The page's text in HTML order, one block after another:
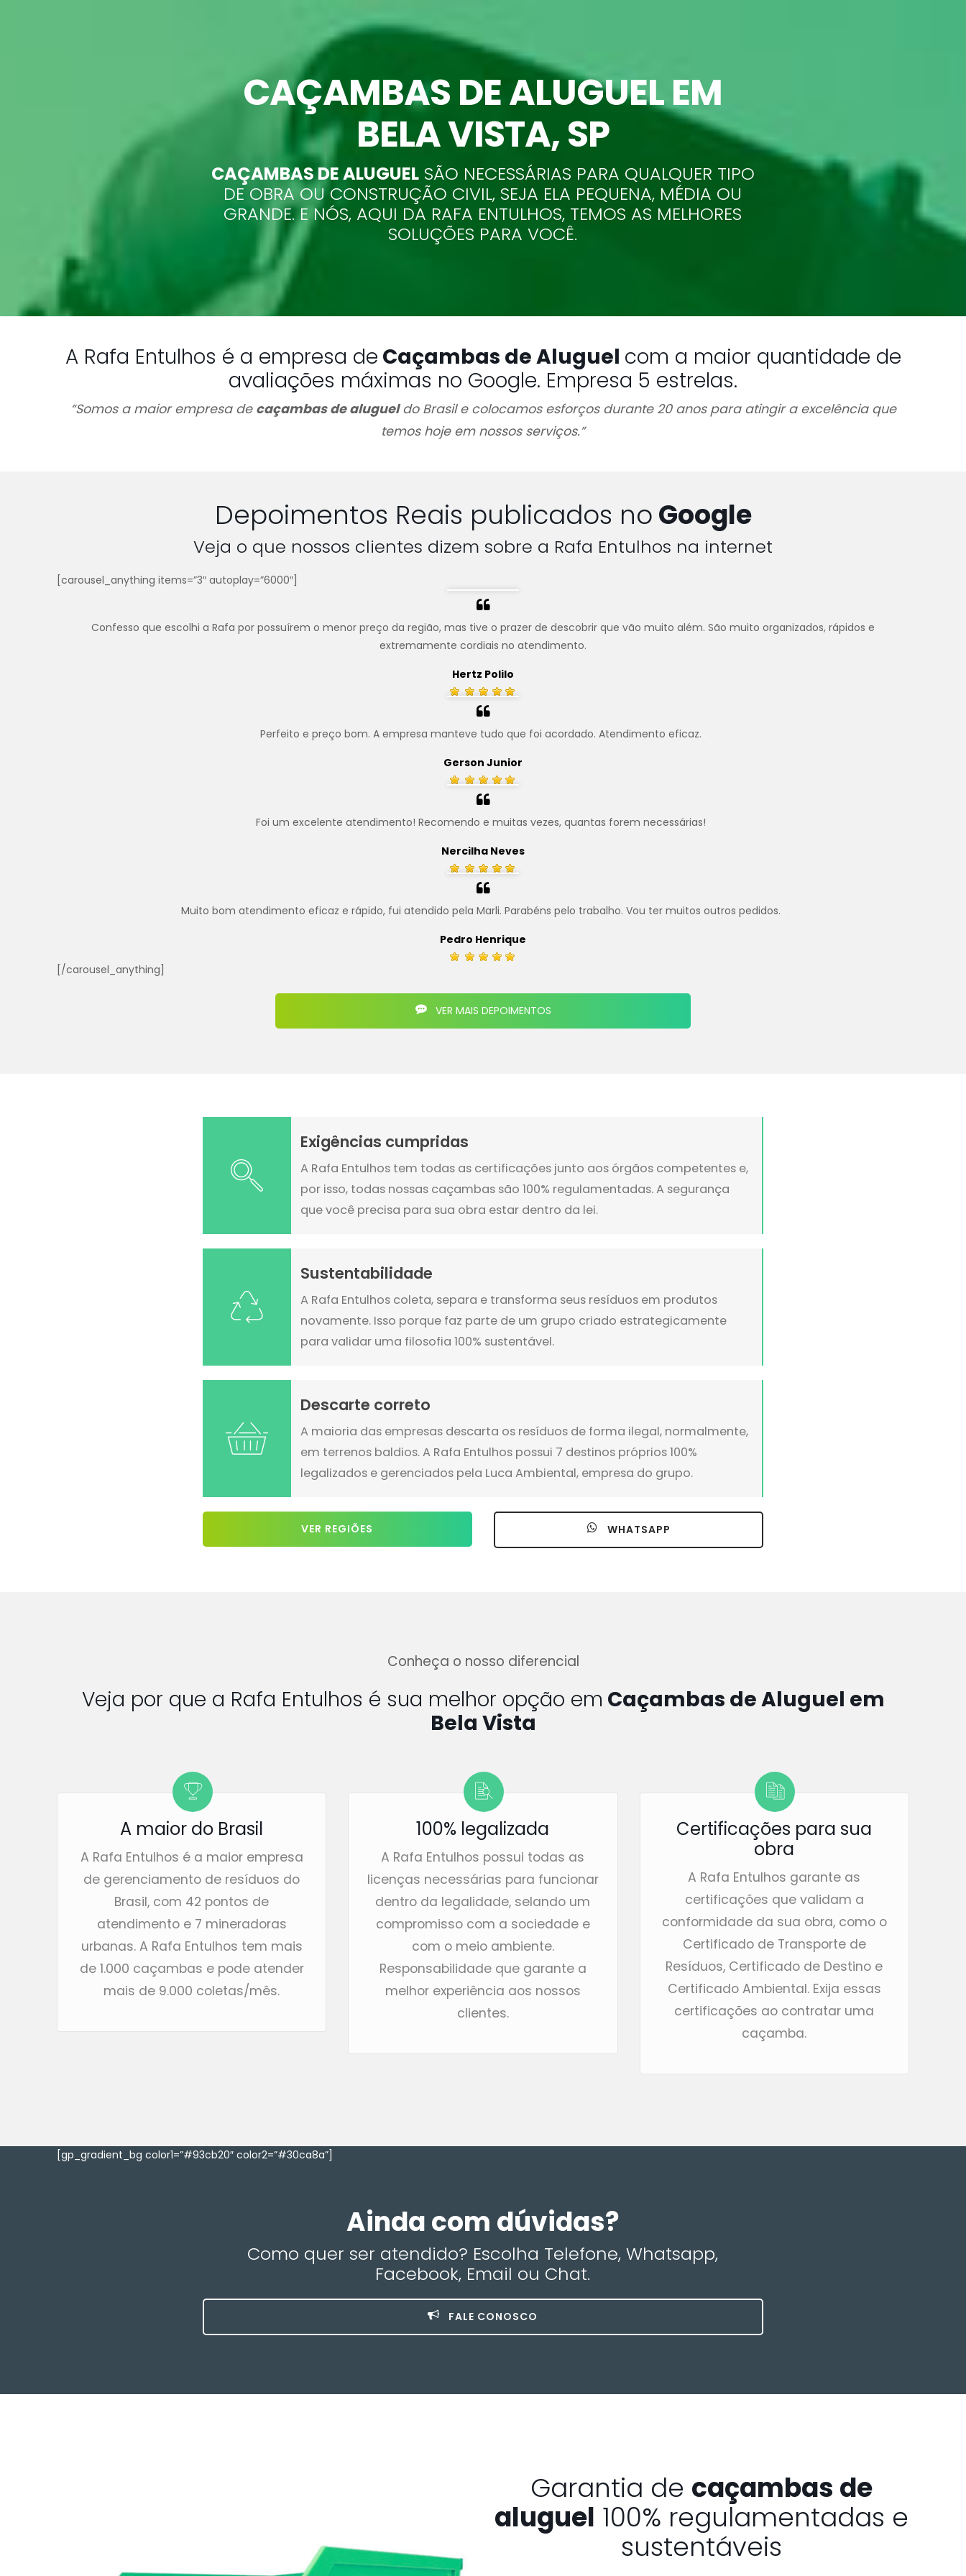
CAÇAMBAS DE ALUGUEL EM
BELA VISTA, SP
CAÇAMBAS DE ALUGUELSÃO NECESSÁRIAS PARA QUALQUER TIPO
DE OBRA OU CONSTRUÇÃO CIVIL, SEJA ELA PEQUENA, MÉDIA OU
GRANDE. E NÓS, AQUI DA RAFA ENTULHOS, TEMOS AS MELHORES
SOLUÇÕES PARA VOCÊ.
A Rafa Entulhos é a empresa de Caçambas de Aluguel com a maior quantidade de
avaliações máximas no Google. Empresa 5 estrelas.
“Somos a maior empresa de caçambas de alugueldo Brasil e colocamos esforços durante 20 anos para atingir a excelência que
temos hoje em nossos serviços.”
Depoimentos Reais publicados noGoogle
Veja o que nossos clientes dizem sobre a Rafa Entulhos na internet
[carousel_anything items=”3″ autoplay=”6000″]
Confesso que escolhi a Rafa por possuírem o menor preço da região, mas tive o prazer de descobrir que vão muito além. São muito organizados, rápidos e
extremamente cordiais no atendimento.
Hertz Polilo
Perfeito e preço bom. A empresa manteve tudo que foi acordado. Atendimento eficaz.
Gerson Junior
Foi um excelente atendimento! Recomendo e muitas vezes, quantas forem necessárias!
Nercilha Neves
Muito bom atendimento eficaz e rápido, fui atendido pela Marli. Parabéns pelo trabalho. Vou ter muitos outros pedidos.
Pedro Henrique
[/carousel_anything]
VER MAIS DEPOIMENTOS
Exigências cumpridas
A Rafa Entulhos tem todas as certificações junto aos órgãos competentes e,
por isso, todas nossas caçambas são 100% regulamentadas. A segurança
que você precisa para sua obra estar dentro da lei.
Sustentabilidade
A Rafa Entulhos coleta, separa e transforma seus resíduos em produtos
novamente. Isso porque faz parte de um grupo criado estrategicamente
para validar uma filosofia 100% sustentável.
Descarte correto
A maioria das empresas descarta os resíduos de forma ilegal, normalmente,
em terrenos baldios. A Rafa Entulhos possui 7 destinos próprios 100%
legalizados e gerenciados pela Luca Ambiental, empresa do grupo.
VER REGIÕES WHATSAPP
Conheça o nosso diferencial
Veja por que a Rafa Entulhos é sua melhor opção em Caçambas de Aluguel em
Bela Vista
A maior do Brasil
A Rafa Entulhos é a maior empresa
de gerenciamento de resíduos do
Brasil, com 42 pontos de
atendimento e 7 mineradoras
urbanas. A Rafa Entulhos tem mais
de 1.000 caçambas e pode atender
mais de 9.000 coletas/mês.
100% legalizada
A Rafa Entulhos possui todas as
licenças necessárias para funcionar
dentro da legalidade, selando um
compromisso com a sociedade e
com o meio ambiente.
Responsabilidade que garante a
melhor experiência aos nossos
clientes.
Certificações para sua
obra
A Rafa Entulhos garante as
certificações que validam a
conformidade da sua obra, como o
Certificado de Transporte de
Resíduos, Certificado de Destino e
Certificado Ambiental. Exija essas
certificações ao contratar uma
caçamba.
[gp_gradient_bg color1=”#93cb20″ color2=”#30ca8a”]
Ainda com dúvidas?
Como quer ser atendido? Escolha Telefone, Whatsapp,
Facebook, Email ou Chat.
FALE CONOSCO
Garantia de caçambas de
aluguel 100% regulamentadas e
sustentáveis